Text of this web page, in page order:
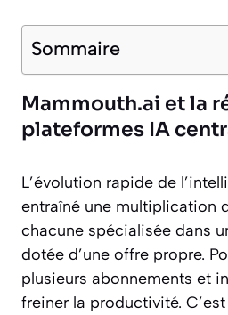
Sommaire
Mammouth.ai et la
plateformes IA
L’évolution rapide de
entraîné une multiplication
chacune spécialisée dans
dotée d’une offre propre.
plusieurs abonnements et
freiner la productivité.